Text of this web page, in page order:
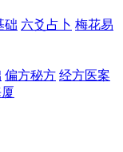
础 六爻占卜 梅花易
偏方秘方 经方医案